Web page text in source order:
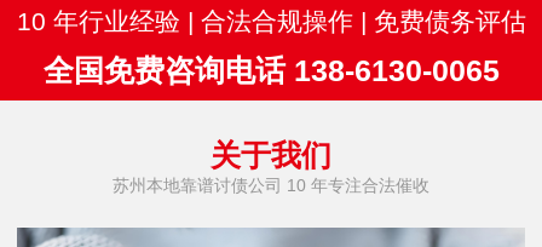
10 年行业经验 | 合法合规操作 | 免费债务评估
全国免费咨询电话 138-6130-0065
关于我们
苏州本地靠谱讨债公司 10 年专注合法催收